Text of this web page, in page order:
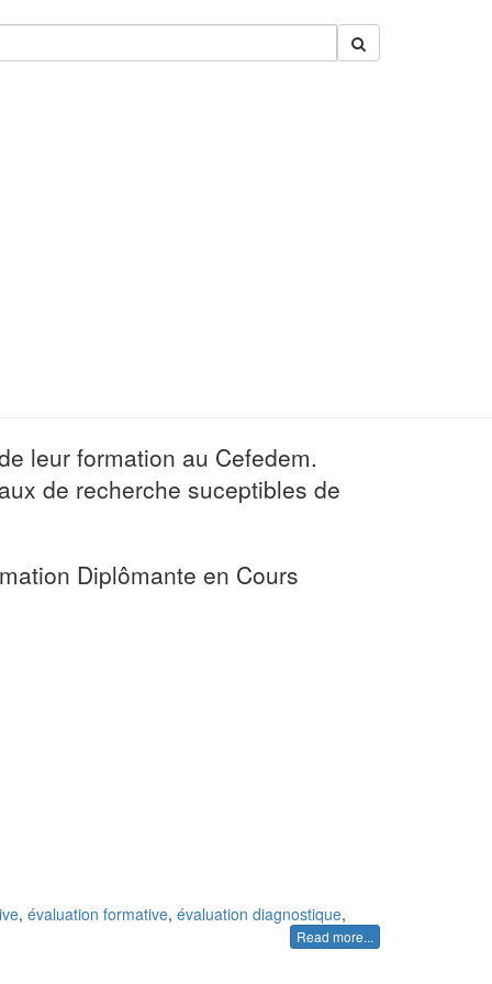
leur formation au Cefedem.
de recherche suceptibles de
Diplômante en Cours
, évaluation formative, évaluation diagnostique,
Read more...